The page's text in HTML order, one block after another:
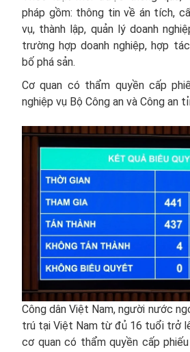
pháp gồm: thông tin về án tích,
vụ, thành lập, quản lý doanh
trường hợp doanh nghiệp, hợp
bố phá sản.
Cơ quan có thẩm quyền cấp
nghiệp vụ Bộ Công an và Công an
Công dân Việt Nam, người nước
trú tại Việt Nam từ đủ 16 tuổi trở
cơ quan có thẩm quyền cấp